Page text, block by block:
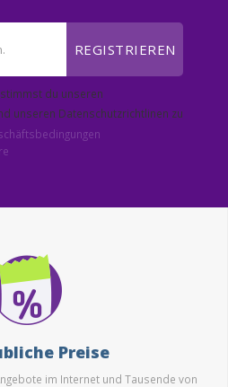
REGISTRIEREN
du unseren
unseren Datenschutzrichtlinen zu
Preise
im Internet und Tausende von